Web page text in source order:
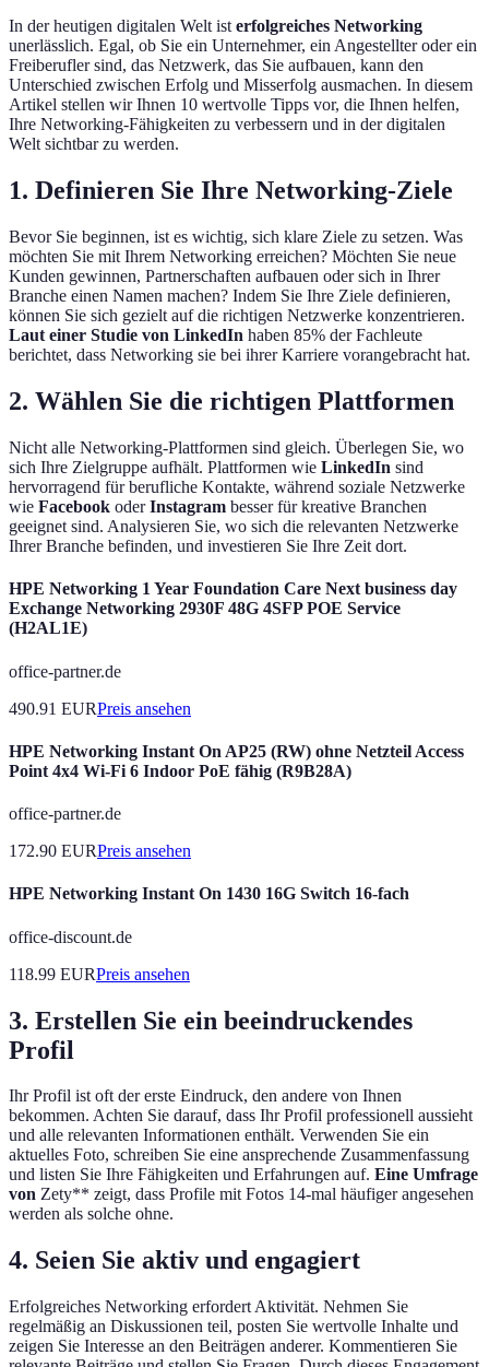
In der heutigen digitalen Welt isterfolgreiches Networking
unerlässlich. Egal, ob Sie ein Unternehmer, ein Angestellter oder ein
Freiberufler sind, das Netzwerk, das Sie aufbauen, kann den
Unterschied zwischen Erfolg und Misserfolg ausmachen. In diesem
Artikel stellen wir Ihnen 10 wertvolle Tipps vor, die Ihnen helfen,
Ihre Networking-Fähigkeiten zu verbessern und in der digitalen
Welt sichtbar zu werden.
1. Definieren Sie Ihre Networking-Ziele
Bevor Sie beginnen, ist es wichtig, sich klare Ziele zu setzen. Was
möchten Sie mit Ihrem Networking erreichen? Möchten Sie neue
Kunden gewinnen, Partnerschaften aufbauen oder sich in Ihrer
Branche einen Namen machen? Indem Sie Ihre Ziele definieren,
können Sie sich gezielt auf die richtigen Netzwerke konzentrieren.
Laut einer Studie von LinkedIn haben 85% der Fachleute
berichtet, dass Networking sie bei ihrer Karriere vorangebracht hat.
2. Wählen Sie die richtigen Plattformen
Nicht alle Networking-Plattformen sind gleich. Überlegen Sie, wo
sich Ihre Zielgruppe aufhält. Plattformen wie LinkedIn sind
hervorragend für berufliche Kontakte, während soziale Netzwerke
wie Facebook oderInstagram besser für kreative Branchen
geeignet sind. Analysieren Sie, wo sich die relevanten Netzwerke
Ihrer Branche befinden, und investieren Sie Ihre Zeit dort.
HPE Networking 1 Year Foundation Care Next business day
Exchange Networking 2930F 48G 4SFP POE Service
(H2AL1E)
office-partner.de
490.91 EURPreis ansehen
HPE Networking Instant On AP25 (RW) ohne Netzteil Access
Point 4x4 Wi-Fi 6 Indoor PoE fähig (R9B28A)
office-partner.de
172.90 EURPreis ansehen
HPE Networking Instant On 1430 16G Switch 16-fach
office-discount.de
118.99 EURPreis ansehen
3. Erstellen Sie ein beeindruckendes
Profil
Ihr Profil ist oft der erste Eindruck, den andere von Ihnen
bekommen. Achten Sie darauf, dass Ihr Profil professionell aussieht
und alle relevanten Informationen enthält. Verwenden Sie ein
aktuelles Foto, schreiben Sie eine ansprechende Zusammenfassung
und listen Sie Ihre Fähigkeiten und Erfahrungen auf. Eine Umfrage
von Zety** zeigt, dass Profile mit Fotos 14-mal häufiger angesehen
werden als solche ohne.
4. Seien Sie aktiv und engagiert
Erfolgreiches Networking erfordert Aktivität. Nehmen Sie
regelmäßig an Diskussionen teil, posten Sie wertvolle Inhalte und
zeigen Sie Interesse an den Beiträgen anderer. Kommentieren Sie